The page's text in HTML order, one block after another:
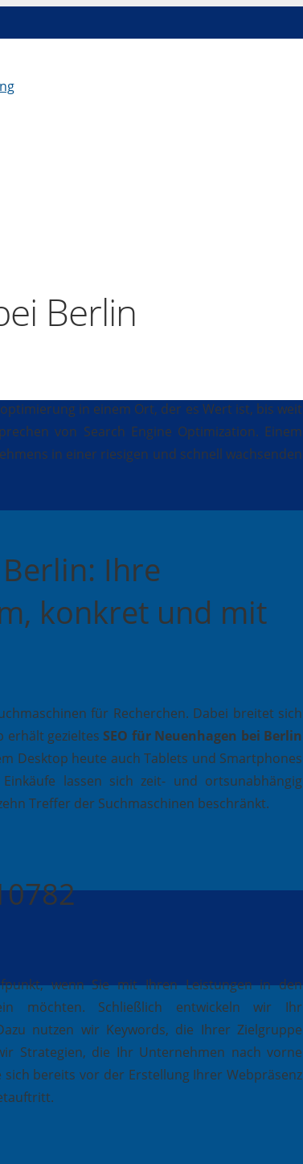
Berlin
in einem Ort, der es Wert ist, bis weit
von Search Engine Optimization. Einem
in einer riesigen und schnell wachsenden
Ihre
konkret und mit
für Recherchen. Dabei breitet sich
erhält gezieltesSEO für Neuenhagen bei Berlin
Desktop heute auch Tablets und Smartphones
lassen sich zeit- und ortsunabhängig
Treffer der Suchmaschinen beschränkt.
wenn Sie mit Ihren Leistungen in den
möchten. Schließlich entwickeln wir Ihr
nutzen wir Keywords, die Ihrer Zielgruppe
Strategien, die Ihr Unternehmen nach vorne
bereits vor der Erstellung Ihrer Webpräsenz